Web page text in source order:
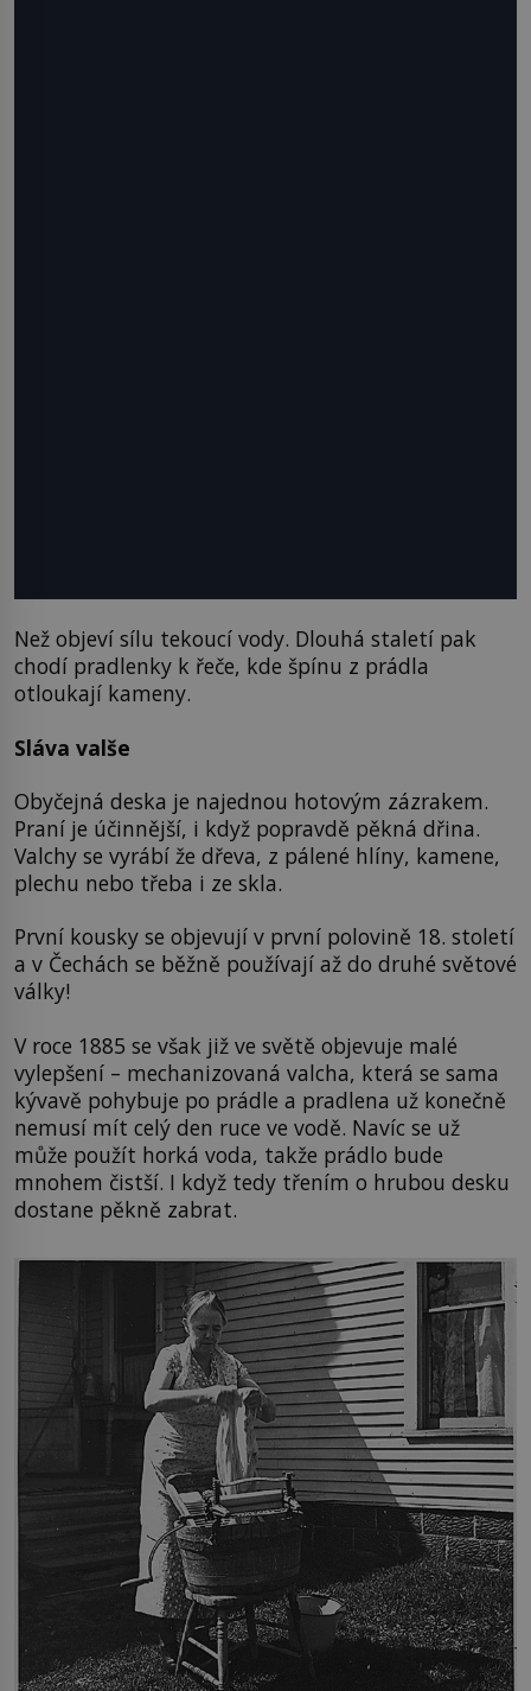
Než objeví sílu tekoucí vody. Dlouhá staletí pak
chodí pradlenky k řeče, kde špínu z prádla
otloukají kameny.
Sláva valše
Obyčejná deska je najednou hotovým zázrakem.
Praní je účinnější, i když popravdě pěkná dřina.
Valchy se vyrábí že dřeva, z pálené hlíny, kamene,
plechu nebo třeba i ze skla.
První kousky se objevují v první polovině 18. století
a v Čechách se běžně používají až do druhé světové
války!
V roce 1885 se však již ve světě objevuje malé
vylepšení – mechanizovaná valcha, která se sama
kývavě pohybuje po prádle a pradlena už konečně
nemusí mít celý den ruce ve vodě. Navíc se už
může použít horká voda, takže prádlo bude
mnohem čistší. I když tedy třením o hrubou desku
dostane pěkně zabrat.